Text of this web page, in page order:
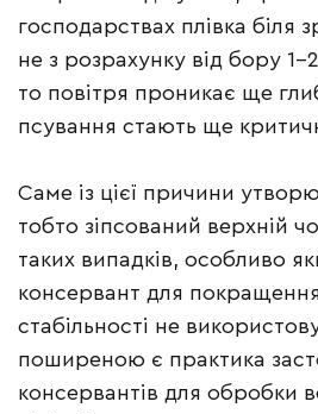
господарствах плівка біля
не з розрахунку від бору
то повітря проникає ще
псування стають ще
Саме із цієї причини
тобто зіпсований верхній
таких випадків, особливо
консервант для
стабільності не
поширеною є практика
консервантів для обробки